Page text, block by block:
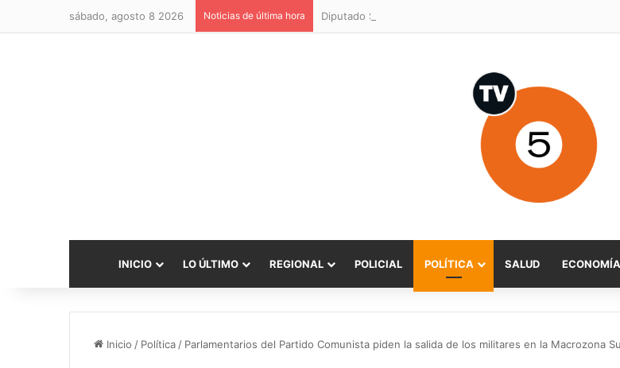
sábado, agosto 8 2026 Noticias de última hora
INICIO LO ÚLTIMO REGIONAL POLICIAL POLÍTICA SALUD ECONOMÍA
Inicio / Política / Parlamentarios del Partido Comunista piden la salida de los militares en la Macrozona